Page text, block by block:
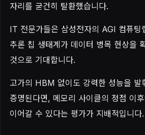
자리를 굳건히 탈환했습니다.
IT 전문가들은 삼성전자의 AGI 컴퓨팅
추론 칩 생태계가 데이터 병목 현상을
것으로 기대합니다.
고가의 HBM 없이도 강력한 성능을 발
증명된다면, 메모리 사이클의 정점 이
이어갈 수 있다는 평가가 지배적입니다.